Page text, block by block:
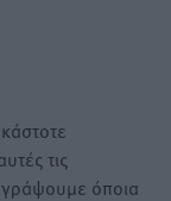
τις
όποια